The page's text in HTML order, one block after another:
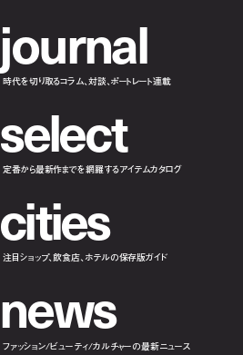
journal
時代を切り取るコラム、対談、ポートレート連載
select
定番から最新作までを網羅するアイテムカタログ
cities
注目ショップ、飲食店、ホテルの保存版ガイド
news
ファッション/ビューティ/カルチャーの最新ニュース